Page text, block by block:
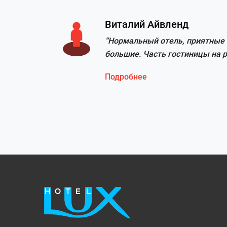
Ольга Корнышова
“Номер у нас был большой,
Обслуживание понравилось.
Подробнее